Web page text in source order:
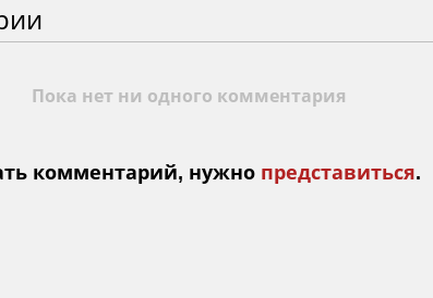
Пока нет ни одного комментария
комментарий, нужно представиться.